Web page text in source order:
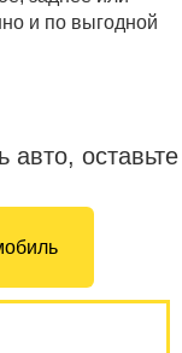
и по выгодной
оставьте